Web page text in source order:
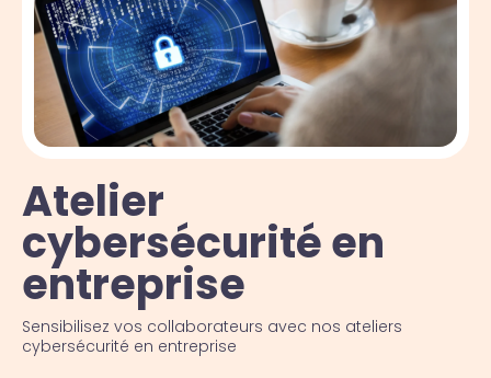
Atelier
cybersécurité en
entreprise
Sensibilisez vos collaborateurs avec nos ateliers
cybersécurité en entreprise